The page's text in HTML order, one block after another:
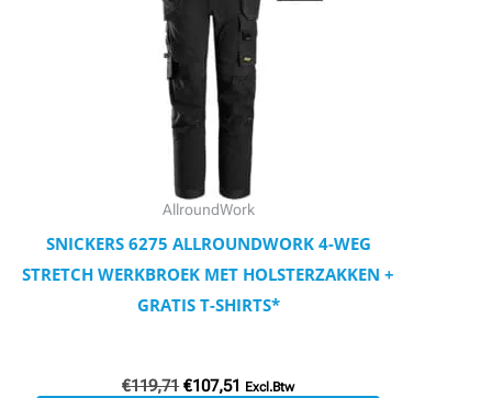
AllroundWork
SNICKERS 6275 ALLROUNDWORK 4-WEG
STRETCH WERKBROEK MET HOLSTERZAKKEN +
GRATIS T-SHIRTS*
€119,71 €107,51 Excl.Btw
meerdere
variaties.
Deze
optie
kan
gekozen
worden
op
de
productpagina